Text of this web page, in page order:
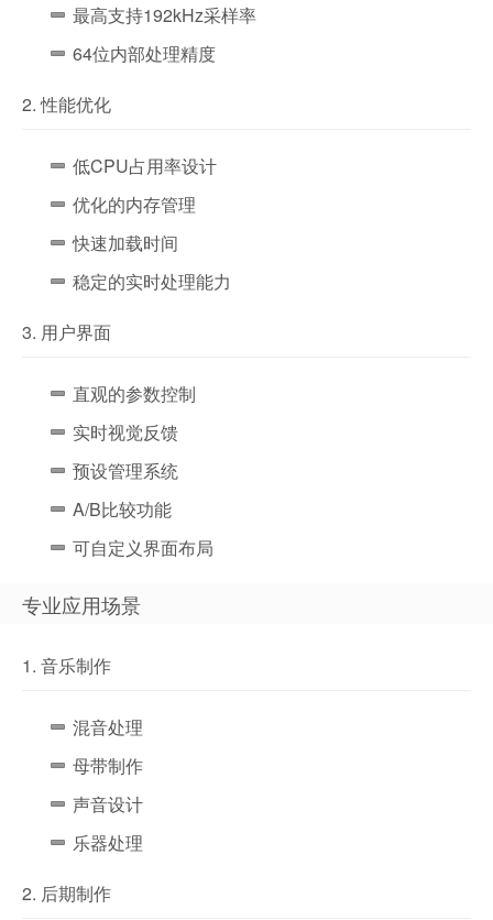
最高支持192kHz采样率
64位内部处理精度
2. 性能优化
低CPU占用率设计
优化的内存管理
快速加载时间
稳定的实时处理能力
3. 用户界面
直观的参数控制
实时视觉反馈
预设管理系统
A/B比较功能
可自定义界面布局
专业应用场景
1. 音乐制作
混音处理
母带制作
声音设计
乐器处理
2. 后期制作